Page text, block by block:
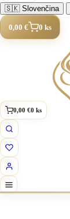
🇸🇰Slovenčina
0,00 € 0 ks
0,00 €0 ks